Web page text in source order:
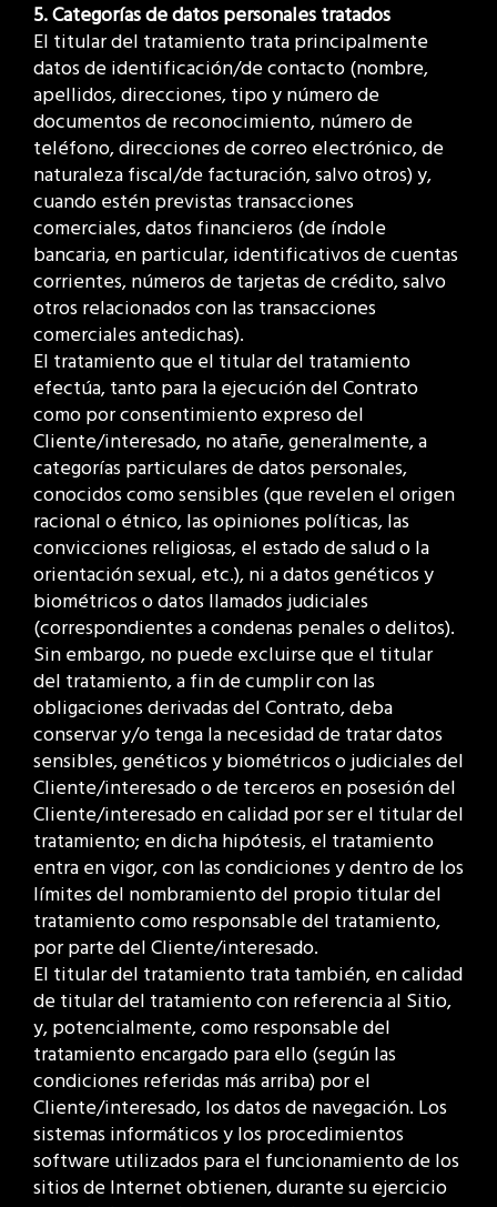
5. Categorías de datos personales tratados
El titular del tratamiento trata principalmente
datos de identificación/de contacto (nombre,
apellidos, direcciones, tipo y número de
documentos de reconocimiento, número de
teléfono, direcciones de correo electrónico, de
naturaleza fiscal/de facturación, salvo otros) y,
cuando estén previstas transacciones
comerciales, datos financieros (de índole
bancaria, en particular, identificativos de cuentas
corrientes, números de tarjetas de crédito, salvo
otros relacionados con las transacciones
comerciales antedichas).
El tratamiento que el titular del tratamiento
efectúa, tanto para la ejecución del Contrato
como por consentimiento expreso del
Cliente/interesado, no atañe, generalmente, a
categorías particulares de datos personales,
conocidos como sensibles (que revelen el origen
racional o étnico, las opiniones políticas, las
convicciones religiosas, el estado de salud o la
orientación sexual, etc.), ni a datos genéticos y
biométricos o datos llamados judiciales
(correspondientes a condenas penales o delitos).
Sin embargo, no puede excluirse que el titular
del tratamiento, a fin de cumplir con las
obligaciones derivadas del Contrato, deba
conservar y/o tenga la necesidad de tratar datos
sensibles, genéticos y biométricos o judiciales del
Cliente/interesado o de terceros en posesión del
Cliente/interesado en calidad por ser el titular del
tratamiento; en dicha hipótesis, el tratamiento
entra en vigor, con las condiciones y dentro de los
límites del nombramiento del propio titular del
tratamiento como responsable del tratamiento,
por parte del Cliente/interesado.
El titular del tratamiento trata también, en calidad
de titular del tratamiento con referencia al Sitio,
y, potencialmente, como responsable del
tratamiento encargado para ello (según las
condiciones referidas más arriba) por el
Cliente/interesado, los datos de navegación. Los
sistemas informáticos y los procedimientos
software utilizados para el funcionamiento de los
sitios de Internet obtienen, durante su ejercicio